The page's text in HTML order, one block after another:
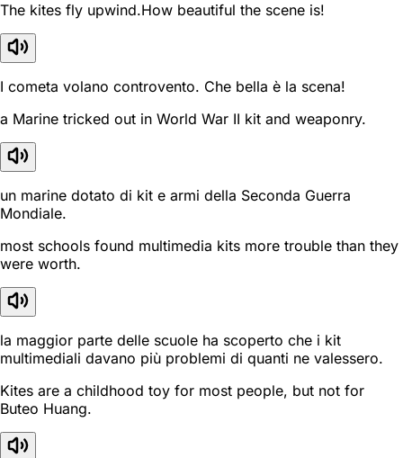
The kites fly upwind.How beautiful the scene is!
I cometa volano controvento. Che bella è la scena!
a Marine tricked out in World War II kit and weaponry.
un marine dotato di kit e armi della Seconda Guerra
Mondiale.
most schools found multimedia kits more trouble than they
were worth.
la maggior parte delle scuole ha scoperto che i kit
multimediali davano più problemi di quanti ne valessero.
Kites are a childhood toy for most people, but not for
Buteo Huang.